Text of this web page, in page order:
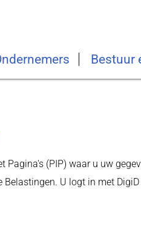
Bestuur
Pagina's (PIP) waar u uw
Belastingen. U logt in met